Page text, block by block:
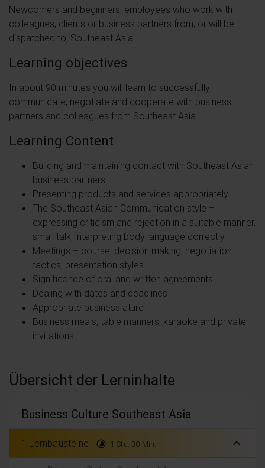
Newcomers and beginners, employees who work with
colleagues, clients or business partners from, or will be
dispatched to, Southeast Asia.
Learning objectives
In about 90 minutes you will learn to successfully
communicate, negotiate and cooperate with business
partners and colleagues from Southeast Asia.
Learning Content
Building and maintaining contact with Southeast Asian
business partners
Presenting products and services appropriately
The Southeast Asian Communication style –
expressing criticism and rejection in a suitable manner,
small talk, interpreting body language correctly
Meetings – course, decision making, negotiation
tactics, presentation styles
Significance of oral and written agreements
Dealing with dates and deadlines
Appropriate business attire
Business meals, table manners, karaoke and private
invitations
Übersicht der Lerninhalte
Business Culture Southeast Asia
1 Lernbausteine timelapse 1 Std. 30 Min. expand_less